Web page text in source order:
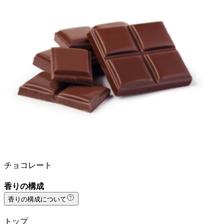
チョコレート
香りの構成
香りの構成について
トップ